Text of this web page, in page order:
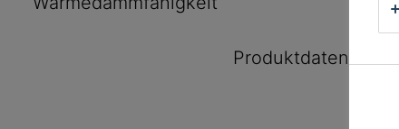
Produktdatenblatt